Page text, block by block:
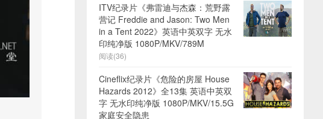
ITV纪录片《弗雷迪与杰森：荒野露
营记 Freddie and Jason: Two Men
in a Tent 2022》英语中英双字 无水
印纯净版 1080P/MKV/789M
阅读(36)
Cineflix纪录片《危险的房屋 House
Hazards 2012》全13集 英语中英双
字 无水印纯净版 1080P/MKV/15.5G
家庭安全隐患